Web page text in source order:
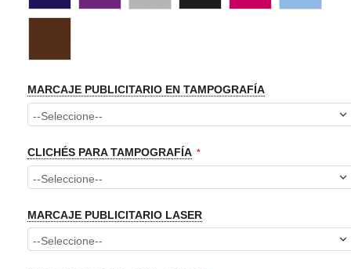
MARCAJE PUBLICITARIO EN TAMPOGRAFÍA
CLICHÉS PARA TAMPOGRAFÍA
MARCAJE PUBLICITARIO LASER